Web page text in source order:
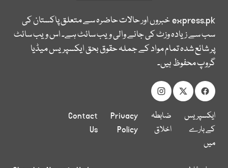
express.pkخبروں اور حالات حاضرہ سے متعلق پاکستان کی
سب سے زیادہ وزٹ کی جانے والی ویب سائٹ ہے۔ اس ویب سائٹ
پر شائع شدہ تمام مواد کے جملہ حقوق بحق ایکسپریس میڈیا
گروپ محفوظ ہیں۔
ایکسپریس
کے بارے
میں
ضابطہ
اخلاق
Privacy
Policy
Contact
Us